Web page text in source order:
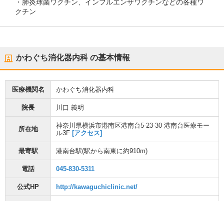
・肺炎球菌ワクチン、インフルエンザワクチンなどの各種ワ
クチン
かわぐち消化器内科の基本情報
医療機関名 かわぐち消化器内科
院長 川口 義明
所在地
神奈川県横浜市港南区港南台5-23-30 港南台医療モー
ル3F [アクセス]
最寄駅 港南台駅(駅から南東に約910m)
電話 045-830-5311
公式HP http://kawaguchiclinic.net/